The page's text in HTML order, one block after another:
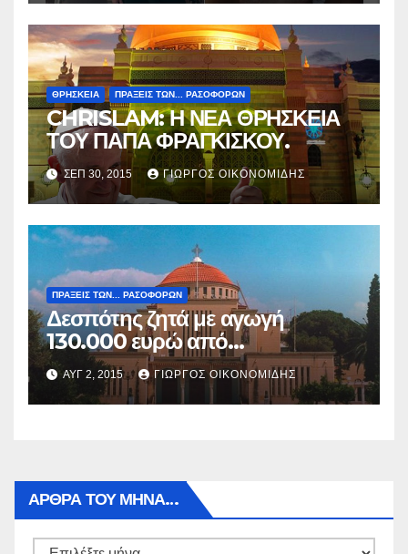
ΘΡΗΣΚΕΙΑ ΠΡΑΞΕΙΣ ΤΩΝ... ΡΑΣΟΦΟΡΩΝ
CHRISLAM: Η ΝΕΑ ΘΡΗΣΚΕΙΑ
ΤΟΥ ΠΑΠΑ ΦΡΑΓΚΙΣΚΟΥ.
ΣΕΠ 30, 2015 ΓΙΏΡΓΟΣ ΟΙΚΟΝΟΜΊΔΗΣ
ΠΡΑΞΕΙΣ ΤΩΝ... ΡΑΣΟΦΟΡΩΝ
Δεσπότης ζητά με αγωγή
130.000 ευρώ από
δημοσιογράφο.
ΑΥΓ 2, 2015 ΓΙΏΡΓΟΣ ΟΙΚΟΝΟΜΊΔΗΣ
ΑΡΘΡΑ ΤΟΥ ΜΉΝΑ…
Αρθρα